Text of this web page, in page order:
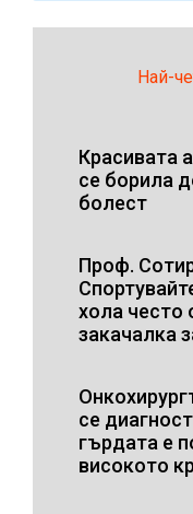
Най-
Красивата
се борила
болест
Проф.
хола често
закачалка
се
гърдата е
високото